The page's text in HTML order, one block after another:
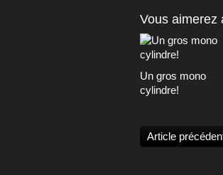
Vous aimerez
Un gros mono
cylindre!
Article